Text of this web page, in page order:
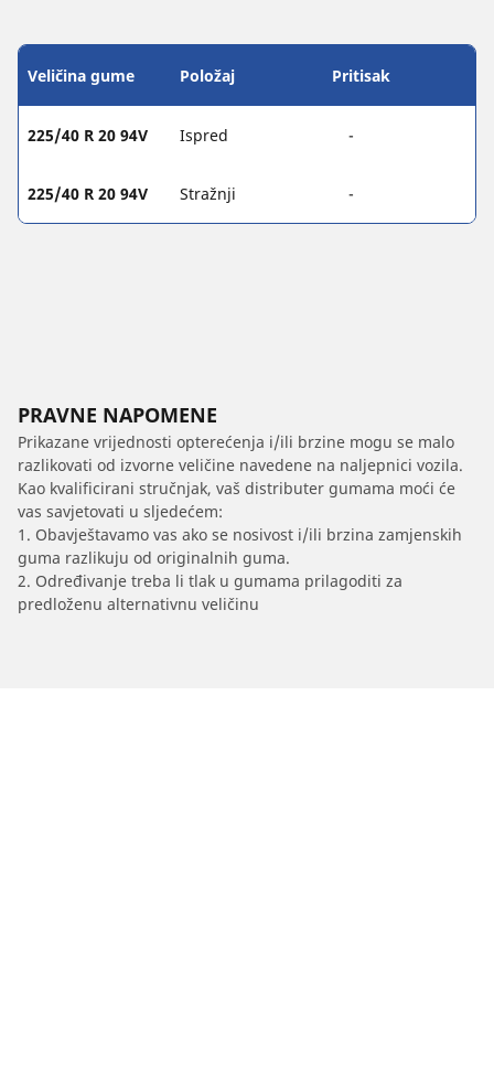
Veličina gume Položaj Pritisak
225/40 R 20 94V Ispred -
225/40 R 20 94V Stražnji -
PRAVNE NAPOMENE
Prikazane vrijednosti opterećenja i/ili brzine mogu se malo
razlikovati od izvorne veličine navedene na naljepnici vozila.
Kao kvalificirani stručnjak, vaš distributer gumama moći će
vas savjetovati u sljedećem:
1. Obavještavamo vas ako se nosivost i/ili brzina zamjenskih
guma razlikuju od originalnih guma.
2. Određivanje treba li tlak u gumama prilagoditi za
predloženu alternativnu veličinu